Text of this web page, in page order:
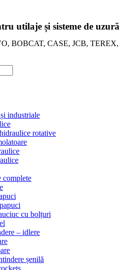
utilaje și sisteme de uzură
BOBCAT, CASE, JCB, TEREX,
industriale
rotative
complete
cu bolțuri
– idlere
șenilă